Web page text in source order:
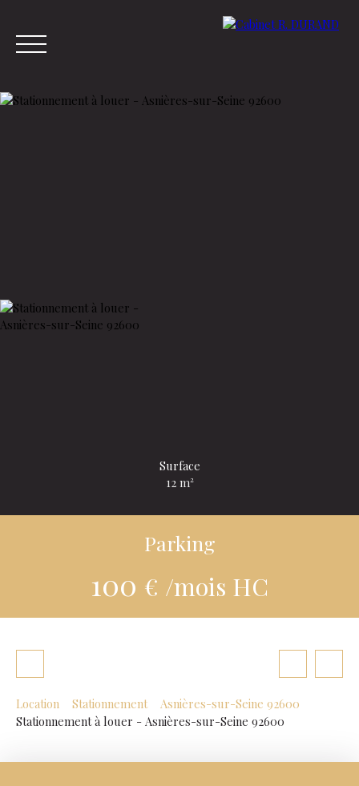
Surface
12 m²
Parking
100 € /mois HC
Location Stationnement
Asnières-sur-Seine 92600
Stationnement à louer - Asnières-sur-Seine 92600